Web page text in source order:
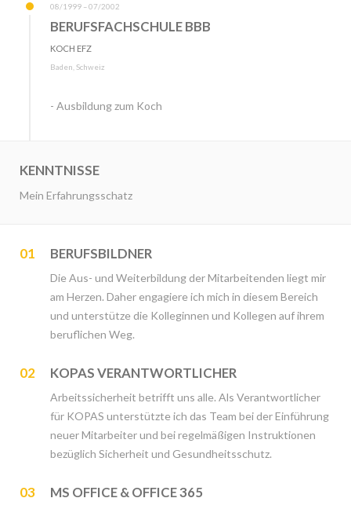
08/1999 – 07/2002
BERUFSFACHSCHULE BBB
KOCH EFZ
Baden, Schweiz
- Ausbildung zum Koch
KENNTNISSE
Mein Erfahrungsschatz
01 BERUFSBILDNER
Die Aus- und Weiterbildung der Mitarbeitenden liegt mir
am Herzen. Daher engagiere ich mich in diesem Bereich
und unterstütze die Kolleginnen und Kollegen auf ihrem
beruflichen Weg.
02 KOPAS VERANTWORTLICHER
Arbeitssicherheit betrifft uns alle. Als Verantwortlicher
für KOPAS unterstützte ich das Team bei der Einführung
neuer Mitarbeiter und bei regelmäßigen Instruktionen
bezüglich Sicherheit und Gesundheitsschutz.
03 MS OFFICE & OFFICE 365